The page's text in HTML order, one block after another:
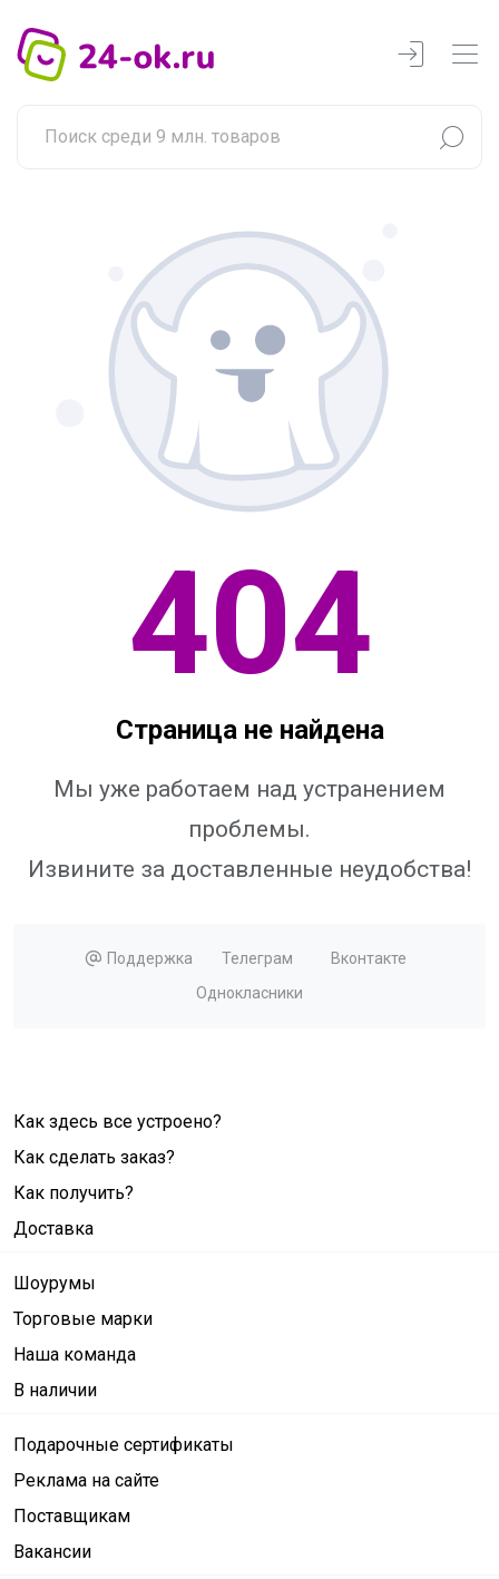
404
Страница не найдена
Мы уже работаем над устранением
проблемы.
Извините за доставленные неудобства!
Поддержка Телеграм
Вконтакте
Однокласники
Как здесь все устроено?
Как сделать заказ?
Как получить?
Доставка
Шоурумы
Торговые марки
Наша команда
В наличии
Подарочные сертификаты
Реклама на сайте
Поставщикам
Вакансии